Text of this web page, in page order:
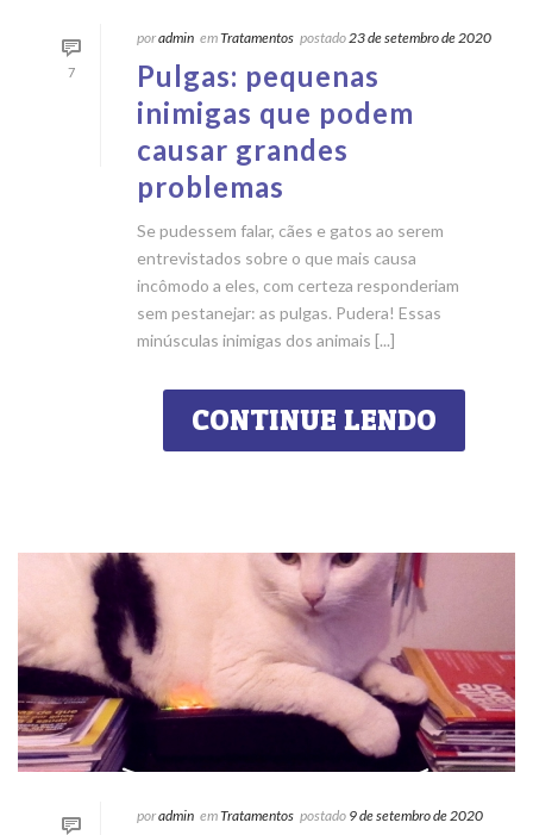
7
poradmin emTratamentos postado 23 de setembro de 2020
Pulgas: pequenas
inimigas que podem
causar grandes
problemas
Se pudessem falar, cães e gatos ao serem
entrevistados sobre o que mais causa
incômodo a eles, com certeza responderiam
sem pestanejar: as pulgas. Pudera! Essas
minúsculas inimigas dos animais [...]
CONTINUE LENDO
poradmin emTratamentos postado 9 de setembro de 2020